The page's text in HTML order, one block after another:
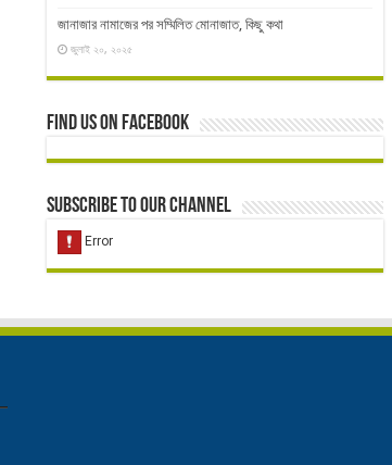
জানাজার নামাজের পর সম্মিলিত মোনাজাত, কিছু কথা
জুলাই ২০, ২০২৫
Find us on Facebook
Subscribe to our Channel